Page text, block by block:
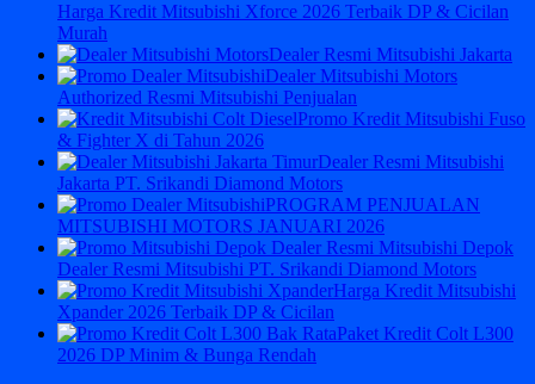
Harga Kredit Mitsubishi Xforce 2026 Terbaik DP & Cicilan
Murah
Dealer Resmi Mitsubishi Jakarta
Dealer Mitsubishi Motors
Authorized Resmi Mitsubishi Penjualan
Promo Kredit Mitsubishi Fuso
& Fighter X di Tahun 2026
Dealer Resmi Mitsubishi
Jakarta PT. Srikandi Diamond Motors
PROGRAM PENJUALAN
MITSUBISHI MOTORS JANUARI 2026
Dealer Resmi Mitsubishi PT. Srikandi Diamond Motors
Harga Kredit Mitsubishi
Xpander 2026 Terbaik DP & Cicilan
Paket Kredit Colt L300
2026 DP Minim & Bunga Rendah